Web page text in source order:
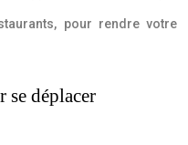
pour rendre votre
se déplacer